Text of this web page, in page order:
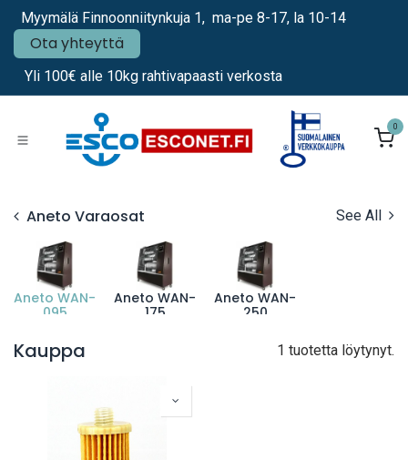
Siirry sisältöön
Myymälä Finnoonniitynkuja 1, ma-pe 8-17, la 10-14
Ota yhteyttä
Yli 100€ alle 10kg rahtivapaasti verkosta
0
Aneto Varaosat See All
Aneto WAN-
095
Aneto WAN-
175
Aneto WAN-
250
Kauppa 1 tuotetta löytynyt.